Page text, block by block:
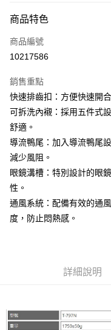
3 期 0 利率 每期
合作金庫商業銀行
上海商業儲蓄銀行
臺灣中小企業銀行
匯豐（台灣）商業銀行
聯邦商業銀行
元大商業銀行
玉山商業銀行
台灣樂天信用卡公司
超商取貨付款
LINE Pay
Apple Pay
街口支付
悠遊付
Google Pay
全盈+PAY
大哥付你分期
相關說明
法說明評估內容。
【繳款方式說明】
AFTEE先享後付是「在收到
３．安心：先確認商品／服
全家取貨付款
商品特色
商品編號
10217586
銷售重點
快速排齒扣：方便快速開
可拆洗內襯：採用五件式
舒適。
導流鴨尾：加入導流鴨尾
減少風阻。
眼鏡溝槽：特別設計的眼
性。
通風系統：配備有效的通
度，防止悶熱感。
詳細說明